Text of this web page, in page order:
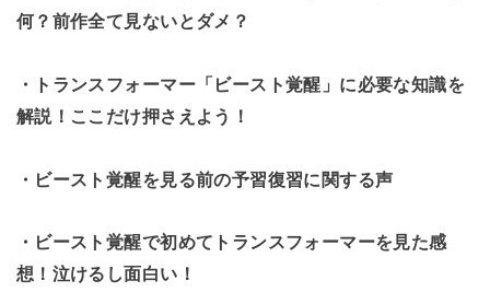
何？前作全て見ないとダメ？
・トランスフォーマー「ビースト覚醒」に必要な知識を
解説！ここだけ押さえよう！
・ビースト覚醒を見る前の予習復習に関する声
・ビースト覚醒で初めてトランスフォーマーを見た感
想！泣けるし面白い！